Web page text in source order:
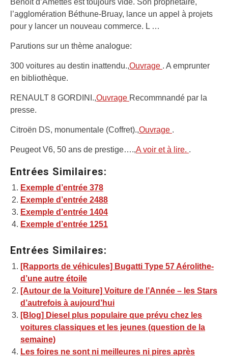
Benoît d’Amettes est toujours vide. Son propriétaire,
l’agglomération Béthune-Bruay, lance un appel à projets
pour y lancer un nouveau commerce. L …
Parutions sur un thème analogue:
300 voitures au destin inattendu.,Ouvrage . A emprunter
en bibliothèque.
RENAULT 8 GORDINI.,Ouvrage Recommnandé par la
presse.
Citroën DS, monumentale (Coffret).,Ouvrage .
Peugeot V6, 50 ans de prestige….,A voir et à lire. .
Entrées Similaires:
Exemple d’entrée 378
Exemple d’entrée 2488
Exemple d’entrée 1404
Exemple d’entrée 1251
Entrées Similaires:
[Rapports de véhicules] Bugatti Type 57 Aérolithe-
d’une autre étoile
[Autour de la Voiture] Voiture de l’Année – les Stars
d’autrefois à aujourd’hui
[Blog] Diesel plus populaire que prévu chez les
voitures classiques et les jeunes (question de la
semaine)
Les foires ne sont ni meilleures ni pires après